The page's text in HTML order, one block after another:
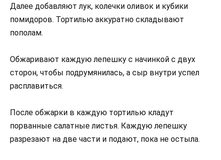
Далее добавляют лук, колечки оливок и кубики
помидоров. Тортилью аккуратно складывают
пополам.
Обжаривают каждую лепешку с начинкой с двух
сторон, чтобы подрумянилась, а сыр внутри успел
расплавиться.
После обжарки в каждую тортилью кладут
порванные салатные листья. Каждую лепешку
разрезают на две части и подают, пока не остыла.